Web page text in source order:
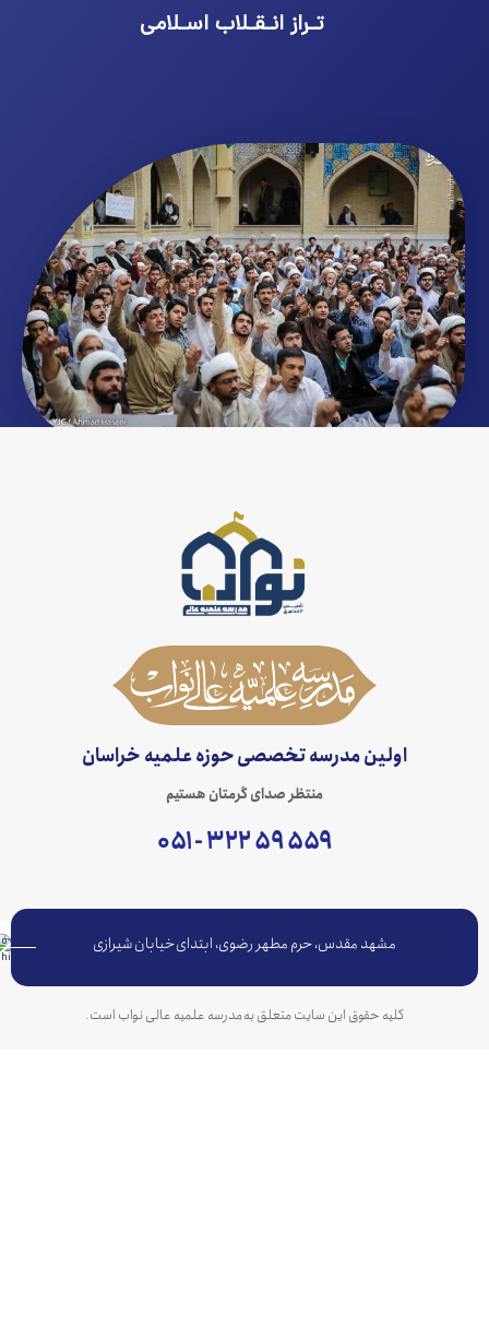
تـراز انـقـلاب اسـلامی
اولین مدرسه تخصصی حوزه علمیه خراسان
منتظر صدای گرمتان هستیم
مشهد مقدس، حرم مطهر رضوی، ابتدای خیابان شیرازی
کلیه حقوق این سایت متعلق به مدرسه علمیه عالی نواب است.